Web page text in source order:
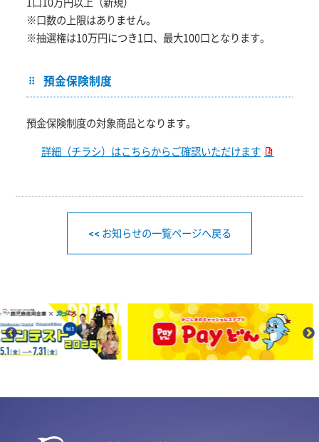
※口数の上限はありません。
※抽選権は10万円につき1口、最大100口となります。
預金保険制度
預金保険制度の対象商品となります。
詳細（チラシ）はこちらからご確認いただけます
<< お知らせの一覧ページへ戻る